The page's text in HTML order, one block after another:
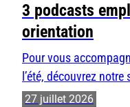
3 podcasts
orientation
Pour vous
l’été, découvrez
27 juillet 2026